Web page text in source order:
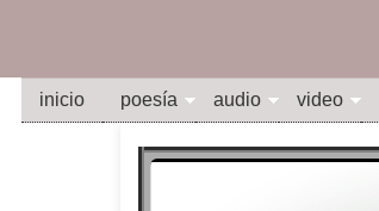
inicio poesía audio video